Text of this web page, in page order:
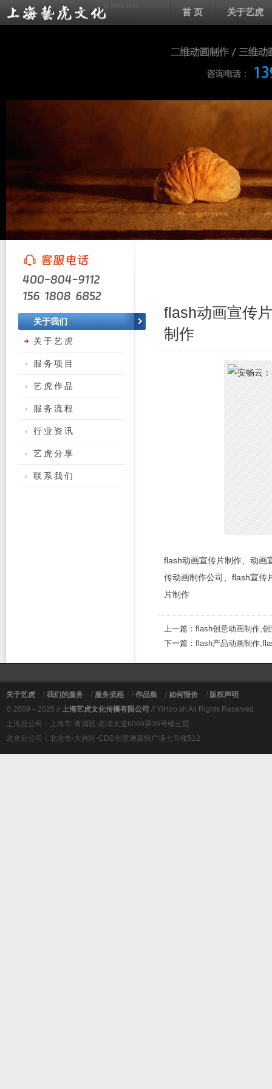
首 页 关于艺虎
flash动画宣传
制作
flash动画宣传片制作、动画
传动画制作公司、flash宣传
片制作
上一篇： flash创意动画制作,
下一篇： flash产品动画制作
关于我们
关于艺虎
服务项目
艺虎作品
服务流程
行业资讯
艺虎分享
联系我们
关于艺虎 / 我们的服务 / 服务流程 / 作品集 / 如何报价 / 版权声明
© 2009～2025 // 上海艺虎文化传播有限公司 // YiHoo.sh All Rights Reserved
上海总公司：上海市-青浦区-崧泽大道6066弄36号楼三层
北京分公司：北京市-大兴区-CDD创意港嘉悦广场七号楼512